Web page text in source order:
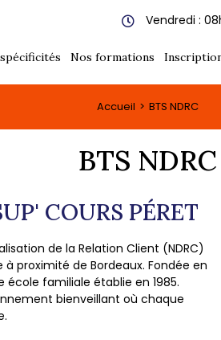
Vendredi :
Nos formations
Accueil BTS NDRC
BTS NDRC
COURS PÉRET
de la Relation Client (NDRC)
proximité de Bordeaux. Fondée en
école familiale établie en 1985.
bienveillant où chaque